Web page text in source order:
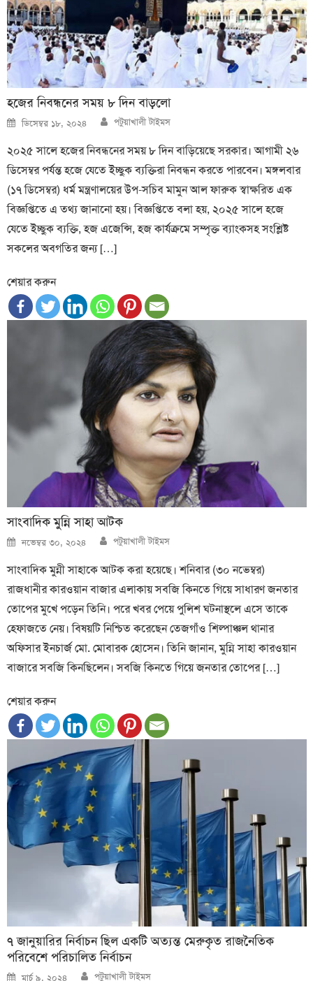
হজের নিবন্ধনের সময় ৮ দিন বাড়লো
Posted
on
ডিসেম্বর ১৮, ২০২৪ Author
পটুয়াখালী টাইমস
২০২৫ সালে হজের নিবন্ধনের সময় ৮ দিন বাড়িয়েছে সরকার। আগামী ২৬
ডিসেম্বর পর্যন্ত হজে যেতে ইচ্ছুক ব্যক্তিরা নিবন্ধন করতে পারবেন। মঙ্গলবার
(১৭ ডিসেম্বর) ধর্ম মন্ত্রণালয়ের উপ-সচিব মামুন আল ফারুক স্বাক্ষরিত এক
বিজ্ঞপ্তিতে এ তথ্য জানানো হয়। বিজ্ঞপ্তিতে বলা হয়, ২০২৫ সালে হজে
যেতে ইচ্ছুক ব্যক্তি, হজ এজেন্সি, হজ কার্যক্রমে সম্পৃক্ত ব্যাংকসহ সংশ্লিষ্ট
সকলের অবগতির জন্য […]
শেয়ার করুন
সাংবাদিক মুন্নি সাহা আটক
Posted
on
নভেম্বর ৩০, ২০২৪ Author
পটুয়াখালী টাইমস
সাংবাদিক মুন্নী সাহাকে আটক করা হয়েছে। শনিবার (৩০ নভেম্বর)
রাজধানীর কারওয়ান বাজার এলাকায় সবজি কিনতে গিয়ে সাধারণ জনতার
তোপের মুখে পড়েন তিনি। পরে খবর পেয়ে পুলিশ ঘটনাস্থলে এসে তাকে
হেফাজতে নেয়। বিষয়টি নিশ্চিত করেছেন তেজগাঁও শিল্পাঞ্চল থানার
অফিসার ইনচার্জ মো. মোবারক হোসেন। তিনি জানান, মুন্নি সাহা কারওয়ান
বাজারে সবজি কিনছিলেন। সবজি কিনতে গিয়ে জনতার তোপের […]
শেয়ার করুন
৭ জানুয়ারির নির্বাচন ছিল একটি অত্যন্ত মেরুকৃত রাজনৈতিক
পরিবেশে পরিচালিত নির্বাচন
Posted
মার্চ ৯, ২০২৪ Author
পটুয়াখালী টাইমস